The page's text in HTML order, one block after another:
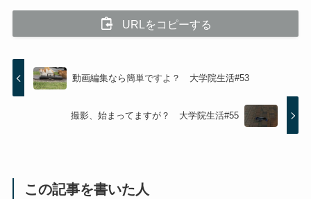
URLをコピーする
動画編集なら簡単ですよ？ 大学院生活#53
撮影、始まってますが？ 大学院生活#55
この記事を書いた人